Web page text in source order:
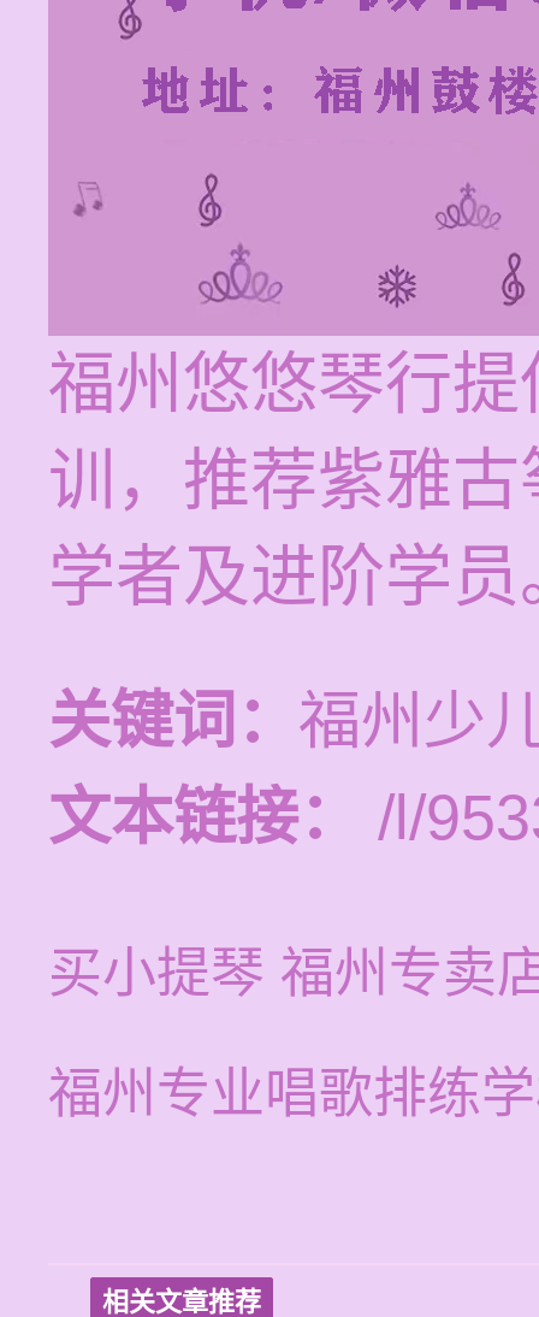
福州悠悠琴行
训，推荐紫雅
学者及进阶学员
关键词： 福州少
文本链接：
/l/
买小提琴 福州专卖
福州专业唱歌排练
相关文章推荐